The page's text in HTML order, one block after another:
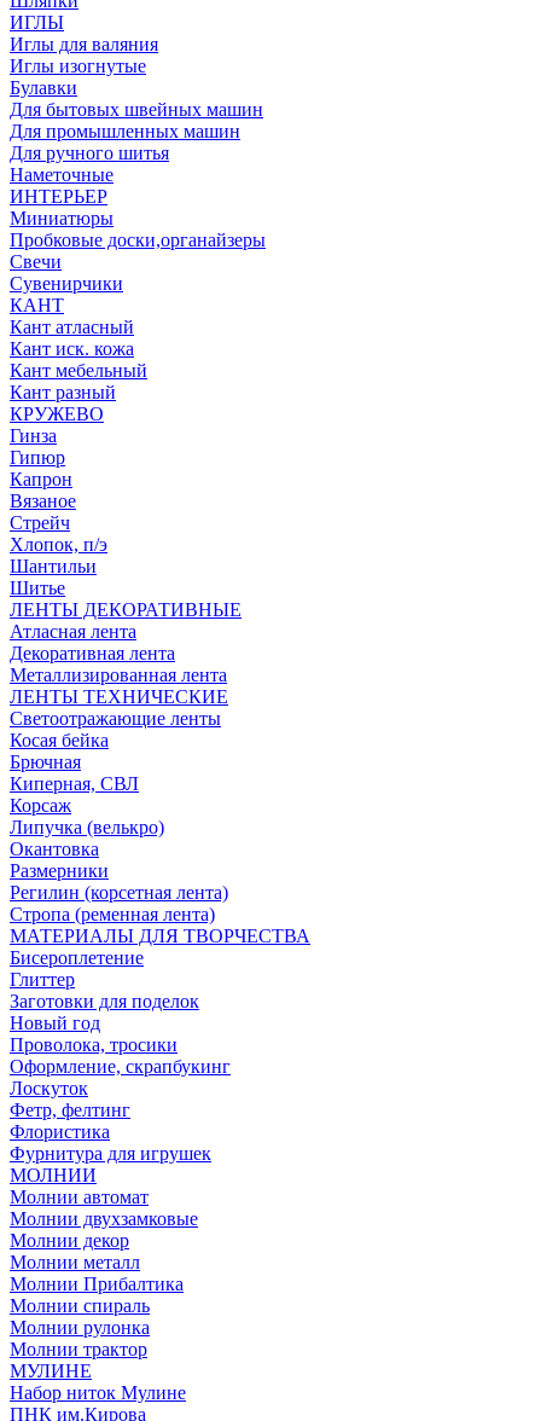
ИГЛЫ
Иглы для валяния
Иглы изогнутые
Булавки
Для бытовых швейных машин
Для промышленных машин
Для ручного шитья
Наметочные
ИНТЕРЬЕР
Миниатюры
Пробковые доски,органайзеры
Свечи
Сувенирчики
КАНТ
Кант атласный
Кант иск. кожа
Кант мебельный
Кант разный
КРУЖЕВО
Гинза
Гипюр
Капрон
Вязаное
Стрейч
Хлопок, п/э
Шантильи
Шитье
ЛЕНТЫ ДЕКОРАТИВНЫЕ
Атласная лента
Декоративная лента
Металлизированная лента
ЛЕНТЫ ТЕХНИЧЕСКИЕ
Светоотражающие ленты
Косая бейка
Брючная
Киперная, СВЛ
Корсаж
Липучка (велькро)
Окантовка
Размерники
Регилин (корсетная лента)
Стропа (ременная лента)
МАТЕРИАЛЫ ДЛЯ ТВОРЧЕСТВА
Бисероплетение
Глиттер
Заготовки для поделок
Новый год
Проволока, тросики
Оформление, скрапбукинг
Лоскуток
Фетр, фелтинг
Флористика
Фурнитура для игрушек
МОЛНИИ
Молнии автомат
Молнии двухзамковые
Молнии декор
Молнии металл
Молнии Прибалтика
Молнии спираль
Молнии рулонка
Молнии трактор
МУЛИНЕ
Набор ниток Мулине
ПНК им.Кирова